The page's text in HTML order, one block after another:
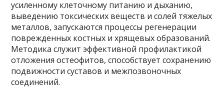
усиленному клеточному питанию и дыханию,
выведению токсических веществ и солей тяжелых
металлов, запускаются процессы регенерации
поврежденных костных и хрящевых образований.
Методика служит эффективной профилактикой
отложения остеофитов, способствует сохранению
подвижности суставов и межпозвоночных
соединений.